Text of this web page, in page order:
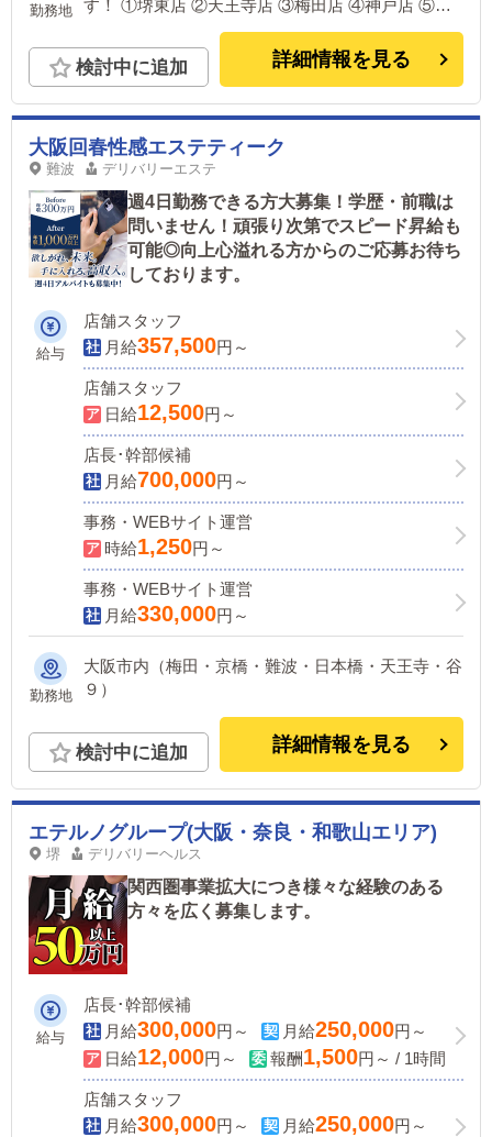
勤務地
す！ ①堺東店 ②天王寺店 ③梅田店 ④神戸店 ⑤姫
検討中に追加 詳細情報を見る
大阪回春性感エステティーク
難波 デリバリーエステ
週4日勤務できる方大募集！学歴・前職は
問いません！頑張り次第でスピード昇給も
可能◎向上心溢れる方からのご応募お待ち
しております。
給与
店舗スタッフ
月給357,500円～
店舗スタッフ
日給12,500円～
店長･幹部候補
月給700,000円～
事務・WEBサイト運営
時給1,250円～
事務・WEBサイト運営
月給330,000円～
勤務地
大阪市内（梅田・京橋・難波・日本橋・天王寺・谷
９）
検討中に追加 詳細情報を見る
エテルノグループ(大阪・奈良・和歌山エリア)
堺 デリバリーヘルス
関西圏事業拡大につき様々な経験のある
方々を広く募集します。
給与
店長･幹部候補
月給300,000円～ 月給250,000円～
日給12,000円～ 報酬1,500円～ / 1時間
店舗スタッフ
月給300,000円～ 月給250,000円～